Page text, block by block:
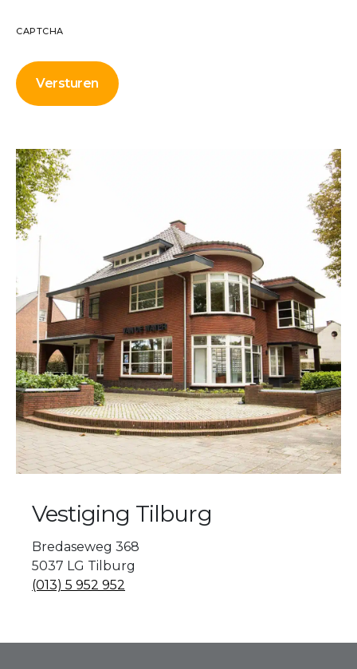
CAPTCHA
Vestiging Tilburg
Bredaseweg 368
5037 LG Tilburg
(013) 5 952 952